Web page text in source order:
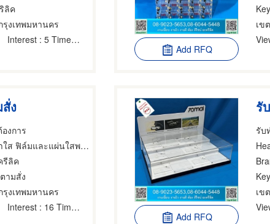
ลิค
รุงเทพมหานคร
Interest : 5 Time(s)
Add RFQ
เข
ง
งการ
นใสพลาสติก,แผ่นอะครีลิคพลาสติก,ผลิตภัณฑ์อะคริลิค
รีลิค
ามสั่ง
รุงเทพมหานคร
Interest : 16 Time(s)
Add RFQ
รั
รับ
เข